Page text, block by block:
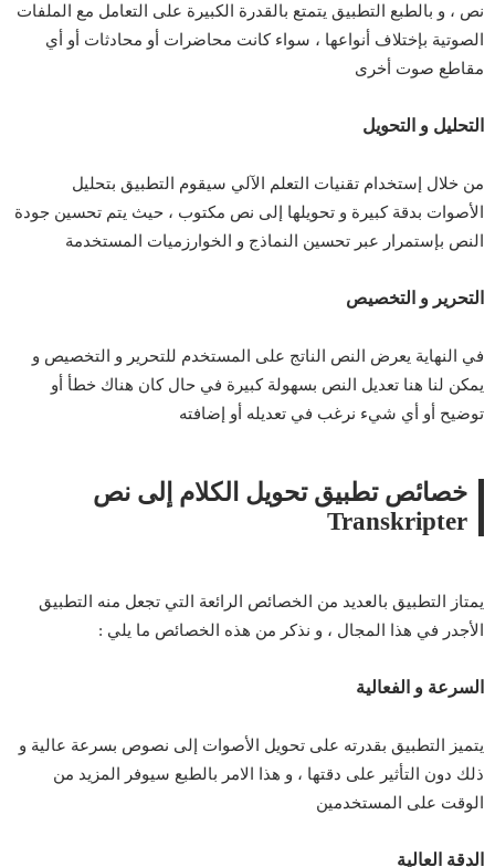
نص ، و بالطبع التطبيق يتمتع بالقدرة الكبيرة على التعامل مع الملفات
الصوتية بإختلاف أنواعها ، سواء كانت محاضرات أو محادثات أو أي
مقاطع صوت أخرى
التحليل و التحويل
من خلال إستخدام تقنيات التعلم الآلي سيقوم التطبيق بتحليل
الأصوات بدقة كبيرة و تحويلها إلى نص مكتوب ، حيث يتم تحسين جودة
النص بإستمرار عبر تحسين النماذج و الخوارزميات المستخدمة
التحرير و التخصيص
في النهاية يعرض النص الناتج على المستخدم للتحرير و التخصيص و
يمكن لنا هنا تعديل النص بسهولة كبيرة في حال كان هناك خطأ أو
توضيح أو أي شيء نرغب في تعديله أو إضافته
خصائص تطبيق تحويل الكلام إلى نص
Transkripter
يمتاز التطبيق بالعديد من الخصائص الرائعة التي تجعل منه التطبيق
الأجدر في هذا المجال ، و نذكر من هذه الخصائص ما يلي :
السرعة و الفعالية
يتميز التطبيق بقدرته على تحويل الأصوات إلى نصوص بسرعة عالية و
ذلك دون التأثير على دقتها ، و هذا الامر بالطبع سيوفر المزيد من
الوقت على المستخدمين
الدقة العالية